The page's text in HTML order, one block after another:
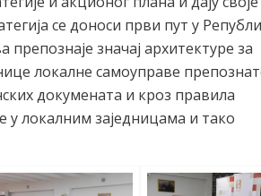
се доноси први пут у
препознаје значај архитектуре за
локалне самоуправе
докумената и кроз правила
локалним заједницама и тако